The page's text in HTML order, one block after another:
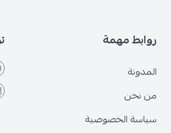
روابط مهمة
المدونة
من نحن
سياسة الخصوصية